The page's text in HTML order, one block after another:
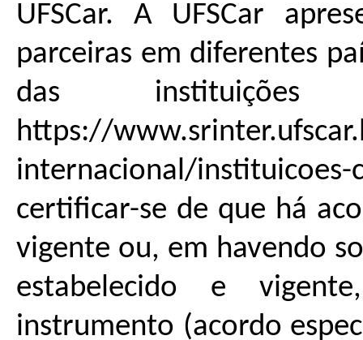
UFSCar. A UFSCar
parceiras em diferentes
das
https://
internacional/instituicoes-
certificar-se de que há
vigente ou, em havendo
estabelecido e
instrumento (acordo